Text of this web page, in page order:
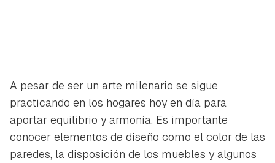
A pesar de ser un arte milenario se sigue
practicando en los hogares hoy en día para
aportar equilibrio y armonía. Es importante
conocer elementos de diseño como el color de las
paredes, la disposición de los muebles y algunos